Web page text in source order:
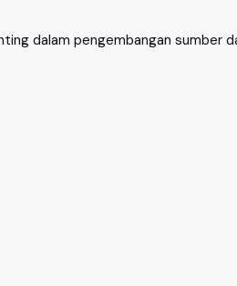
dalam pengembangan sumber